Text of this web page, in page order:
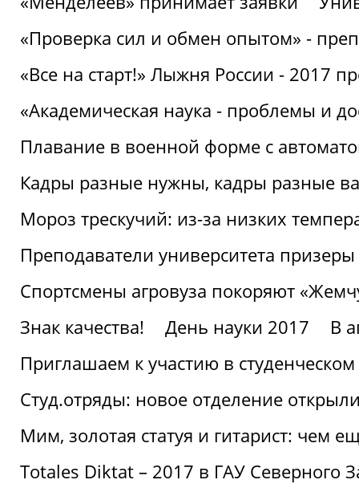
«Проверка сил и обмен опытом» -
«Все на старт!» Лыжня России - 2017
«Академическая наука - проблемы и
Плавание в военной форме с
Кадры разные нужны, кадры разные
Мороз трескучий: из-за низких
Преподаватели университета
Спортсмены агровуза покоряют
Знак качества!
День науки 2017
В
Приглашаем к участию в
Студ.отряды: новое отделение
Мим, золотая статуя и гитарист: чем
Totales Diktat – 2017 в ГАУ Северного